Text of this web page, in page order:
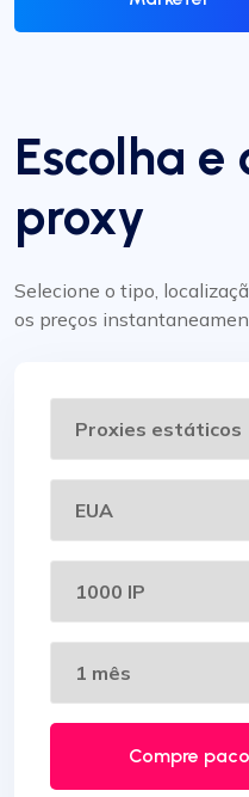
Escolha e
proxy
Selecione o tipo,
os preços
Compre